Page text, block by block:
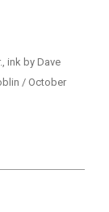
ink by Dave
/ October